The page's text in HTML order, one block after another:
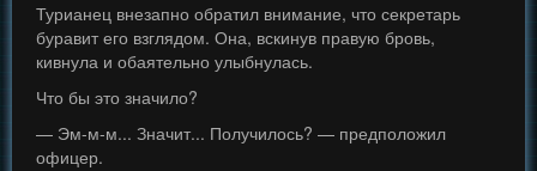
Турианец внезапно обратил внимание, что секретарь
буравит его взглядом. Она, вскинув правую бровь,
кивнула и обаятельно улыбнулась.
Что бы это значило?
— Эм-м-м... Значит... Получилось? — предположил
офицер.